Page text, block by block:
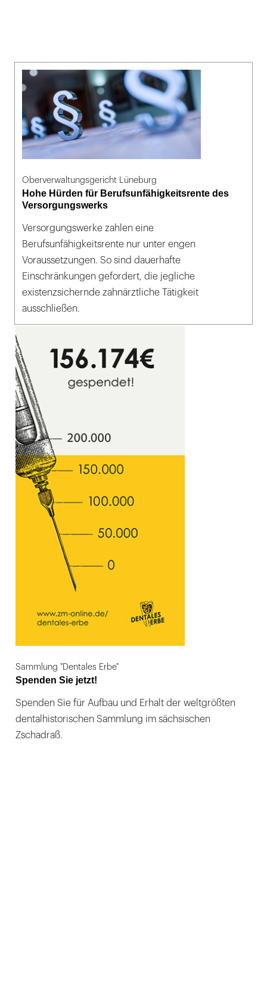
Oberverwaltungsgericht Lüneburg
Hohe Hürden für Berufsunfähigkeitsrente des
Versorgungswerks
Versorgungswerke zahlen eine
Berufsunfähigkeitsrente nur unter engen
Voraussetzungen. So sind dauerhafte
Einschränkungen gefordert, die jegliche
existenzsichernde zahnärztliche Tätigkeit
ausschließen.
Sammlung "Dentales Erbe"
Spenden Sie jetzt!
Spenden Sie für Aufbau und Erhalt der weltgrößten
dentalhistorischen Sammlung im sächsischen
Zschadraß.